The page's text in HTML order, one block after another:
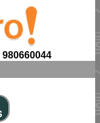
980660044